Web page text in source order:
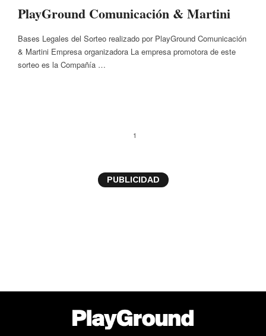
PlayGround Comunicación & Martini
Bases Legales del Sorteo realizado por PlayGround Comunicación
& Martini Empresa organizadora La empresa promotora de este
sorteo es la Compañía …
1
PUBLICIDAD